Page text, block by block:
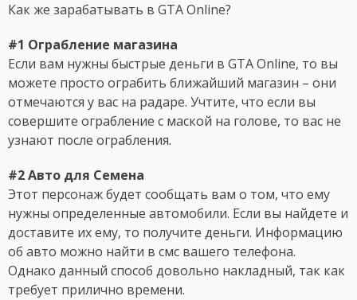
Как же зарабатывать в GTA Online?
#1 Ограбление магазина
Если вам нужны быстрые деньги в GTA Online, то вы
можете просто ограбить ближайший магазин – они
отмечаются у вас на радаре. Учтите, что если вы
совершите ограбление с маской на голове, то вас не
узнают после ограбления.
#2 Авто для Семена
Этот персонаж будет сообщать вам о том, что ему
нужны определенные автомобили. Если вы найдете и
доставите их ему, то получите деньги. Информацию
об авто можно найти в смс вашего телефона.
Однако данный способ довольно накладный, так как
требует прилично времени.